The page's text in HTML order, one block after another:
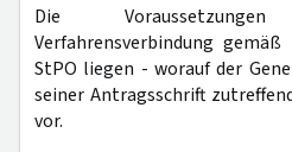
Die
Verfahrensverbindung
StPO liegen - worauf der
seiner Antragsschrift
vor.